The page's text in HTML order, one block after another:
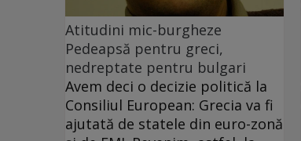
Atitudini mic-burgheze
Pedeapsă pentru greci,
nedreptate pentru bulgari
Avem deci o decizie politică la
Consiliul European: Grecia va fi
ajutată de statele din euro-zonă